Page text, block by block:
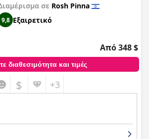
σε Rosh Pinna
9,8 Εξαιρετικό
Από 348 $
διαθεσιμότητα και τιμές
$ +3